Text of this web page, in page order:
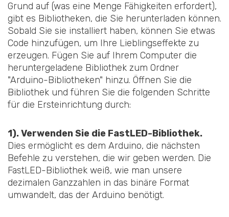
Grund auf (was eine Menge Fähigkeiten erfordert),
gibt es Bibliotheken, die Sie herunterladen können.
Sobald Sie sie installiert haben, können Sie etwas
Code hinzufügen, um Ihre Lieblingseffekte zu
erzeugen. Fügen Sie auf Ihrem Computer die
heruntergeladene Bibliothek zum Ordner
"Arduino-Bibliotheken" hinzu. Öffnen Sie die
Bibliothek und führen Sie die folgenden Schritte
für die Ersteinrichtung durch:
1). Verwenden Sie die FastLED-Bibliothek.
Dies ermöglicht es dem Arduino, die nächsten
Befehle zu verstehen, die wir geben werden. Die
FastLED-Bibliothek weiß, wie man unsere
dezimalen Ganzzahlen in das binäre Format
umwandelt, das der Arduino benötigt.